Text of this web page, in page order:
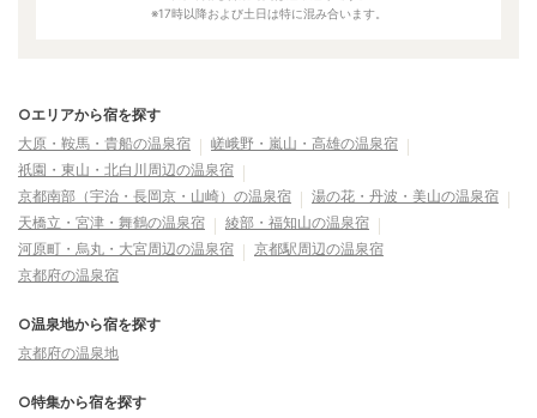
※17時以降および土日は特に混み合います。
○エリアから宿を探す
大原・鞍馬・貴船の温泉宿
嵯峨野・嵐山・高雄の温泉宿
祇園・東山・北白川周辺の温泉宿
京都南部（宇治・長岡京・山崎）の温泉宿
湯の花・丹波・美山の温泉宿
天橋立・宮津・舞鶴の温泉宿
綾部・福知山の温泉宿
河原町・烏丸・大宮周辺の温泉宿
京都駅周辺の温泉宿
京都府の温泉宿
○温泉地から宿を探す
京都府の温泉地
○特集から宿を探す